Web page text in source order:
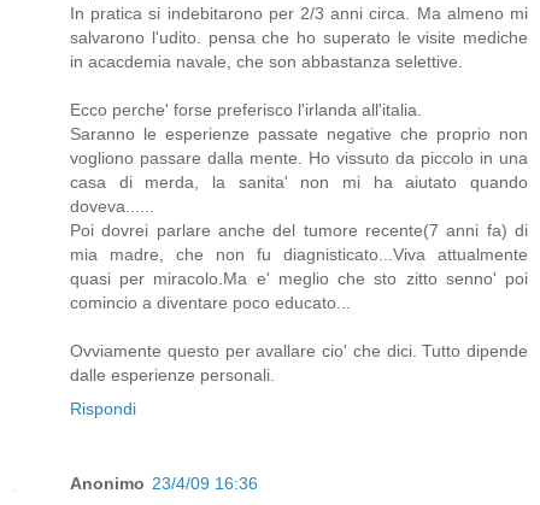
In pratica si indebitarono per 2/3 anni circa. Ma almeno mi
salvarono l'udito. pensa che ho superato le visite mediche
in acacdemia navale, che son abbastanza selettive.
Ecco perche' forse preferisco l'irlanda all'italia.
Saranno le esperienze passate negative che proprio non
vogliono passare dalla mente. Ho vissuto da piccolo in una
casa di merda, la sanita' non mi ha aiutato quando
doveva......
Poi dovrei parlare anche del tumore recente(7 anni fa) di
mia madre, che non fu diagnisticato...Viva attualmente
quasi per miracolo.Ma e' meglio che sto zitto senno' poi
comincio a diventare poco educato...
Ovviamente questo per avallare cio' che dici. Tutto dipende
dalle esperienze personali.
Rispondi
Anonimo 23/4/09 16:36